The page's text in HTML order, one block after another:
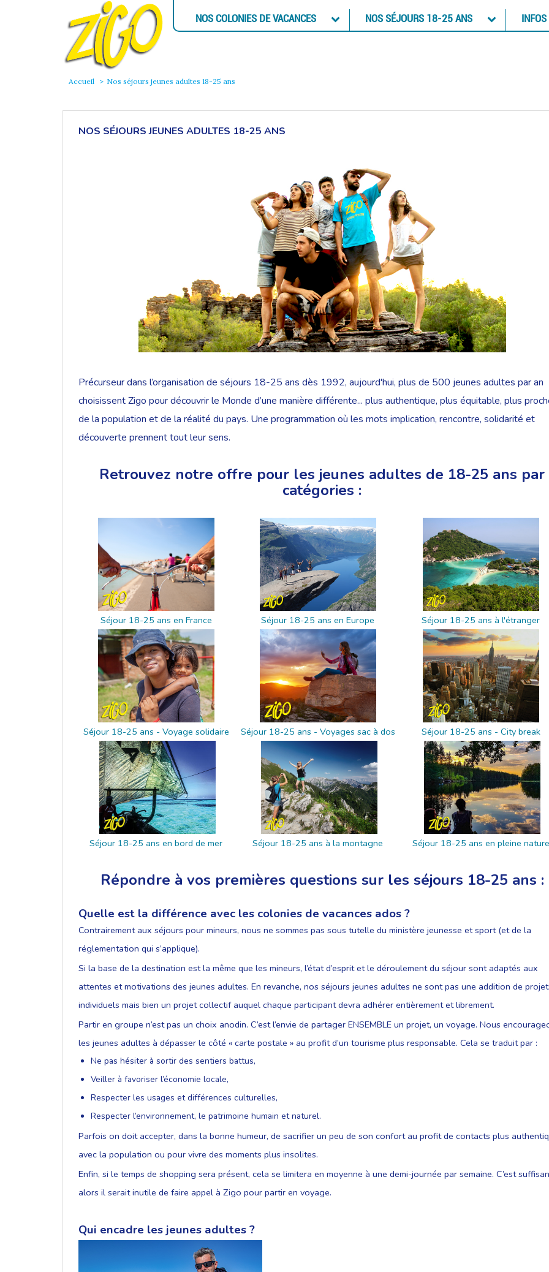
NOS COLONIES DE VACANCES NOS SÉJOURS 18-25 ANS
Accueil Nos séjours jeunes adultes 18-25 ans
NOS SÉJOURS JEUNES ADULTES 18-25 ANS
Précurseur dans l’organisation de séjours 18-25 ans dès 1992, aujourd'hui, plus de 500 jeunes adultes par an
choisissent Zigo pour découvrir le Monde d’une manière différente... plus authentique, plus équitable, plus
de la population et de la réalité du pays. Une programmation où les mots implication, rencontre, solidarité et
découverte prennent tout leur sens.
Retrouvez notre offre pour les jeunes adultes de 18-25 ans par
catégories :
Séjour 18-25 ans en France Séjour 18-25 ans en Europe Séjour 18-25 ans à l'étranger
Séjour 18-25 ans - Voyage solidaire Séjour 18-25 ans - Voyages sac à dos Séjour 18-25 ans - City break
Séjour 18-25 ans en bord de mer Séjour 18-25 ans à la montagne Séjour 18-25 ans en pleine nature
Répondre à vos premières questions sur les séjours 18-25 ans :
Quelle est la différence avec les colonies de vacances ados ?
Contrairement aux séjours pour mineurs, nous ne sommes pas sous tutelle du ministère jeunesse et sport (et de la
réglementation qui s’applique).
Si la base de la destination est la même que les mineurs, l’état d’esprit et le déroulement du séjour sont adaptés aux
attentes et motivations des jeunes adultes. En revanche, nos séjours jeunes adultes ne sont pas une addition de
individuels mais bien un projet collectif auquel chaque participant devra adhérer entièrement et librement.
Partir en groupe n’est pas un choix anodin. C’est l’envie de partager ENSEMBLE un projet, un voyage. Nous
les jeunes adultes à dépasser le côté « carte postale » au profit d’un tourisme plus responsable. Cela se traduit par :
Ne pas hésiter à sortir des sentiers battus,
Veiller à favoriser l’économie locale,
Respecter les usages et différences culturelles,
Respecter l’environnement, le patrimoine humain et naturel.
Parfois on doit accepter, dans la bonne humeur, de sacrifier un peu de son confort au profit de contacts plus
avec la population ou pour vivre des moments plus insolites.
Enfin, si le temps de shopping sera présent, cela se limitera en moyenne à une demi-journée par semaine. C’est
alors il serait inutile de faire appel à Zigo pour partir en voyage.
Qui encadre les jeunes adultes ?